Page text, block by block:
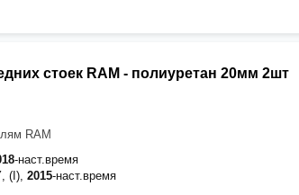
стоек RAM - полиуретан 20мм 2шт
RAM
-наст.время
, (I), 2015-наст.время